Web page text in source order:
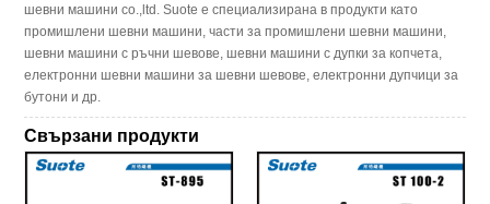
шевни машини co.,ltd. Suote е специализирана в продукти като
промишлени шевни машини, части за промишлени шевни машини,
шевни машини с ръчни шевове, шевни машини с дупки за копчета,
електронни шевни машини за шевни шевове, електронни дупчици за
бутони и др.
Свързани продукти